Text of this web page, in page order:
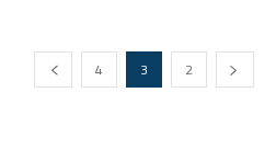
2
3
4